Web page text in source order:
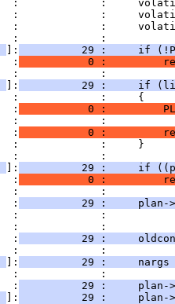
:             :
:             :
:             :
:             :
]:
29 :     if
:
0 :
:             :
]:
29 :     if
:             :     {
:
0 :
:             :
:
0 :
:             :     }
:             :
]:
29 :     if
:
0 :
:             :
:
29 :     plan-
:             :
:             :
:
29 :
:             :
]:
29 :     nargs
:             :
:
29 :     plan-
]:
29 :     plan-